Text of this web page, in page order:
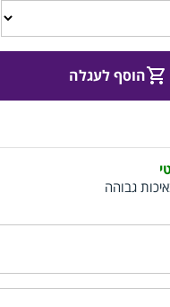
הוסף לעגלה
גבוהה